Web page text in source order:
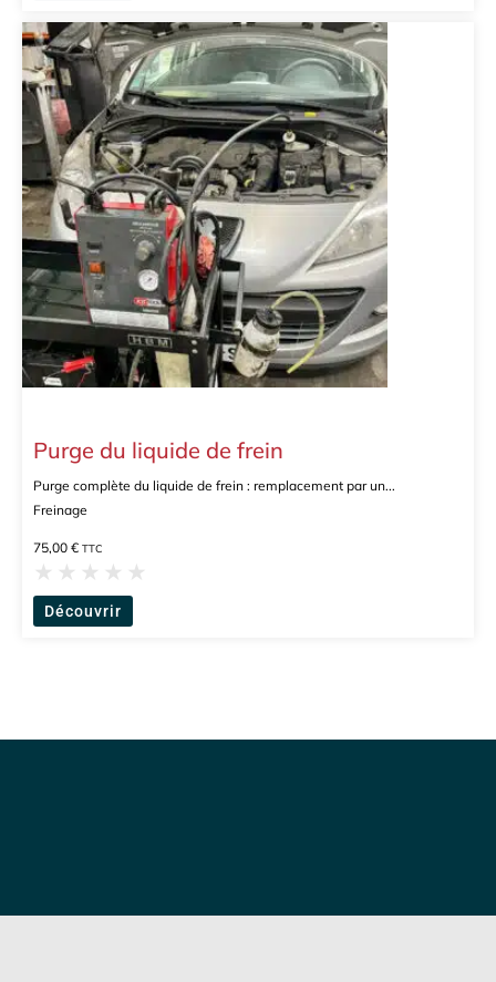
Purge du liquide de frein
Purge complète du liquide de frein : remplacement par un...
Freinage
75,00 € TTC
★ ★ ★ ★ ★
Découvrir